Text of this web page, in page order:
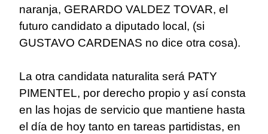
naranja, GERARDO VALDEZ TOVAR, el
futuro candidato a diputado local, (si
GUSTAVO CARDENAS no dice otra cosa).
La otra candidata naturalita será PATY
PIMENTEL, por derecho propio y así consta
en las hojas de servicio que mantiene hasta
el día de hoy tanto en tareas partidistas, en